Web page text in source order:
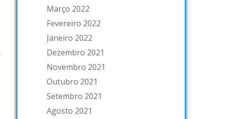
Março 2022
Fevereiro 2022
Janeiro 2022
Dezembro 2021
Novembro 2021
Outubro 2021
Setembro 2021
Agosto 2021